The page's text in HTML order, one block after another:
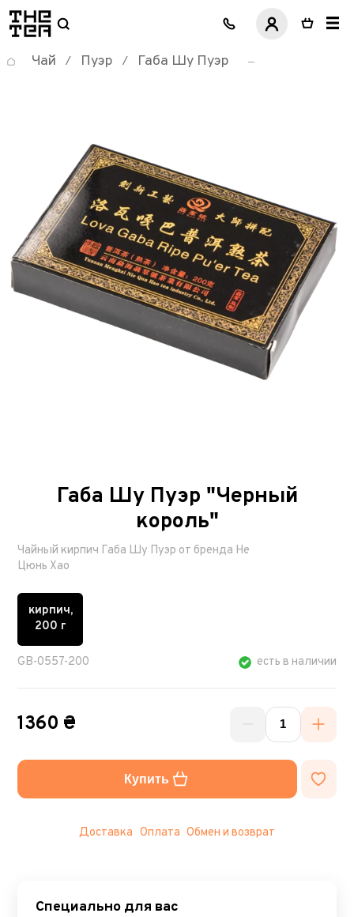
логотип
Чай / Пуэр / Габа Шу Пуэр
Габа Шу Пуэр "Черный
король"
Чайный кирпич Габа Шу Пуэр от бренда Не
Цюнь Хао
кирпич,
200 г
GB-0557-200 есть в наличии
1360 ₴
Купить
Доставка Оплата Обмен и возврат
Специально для вас